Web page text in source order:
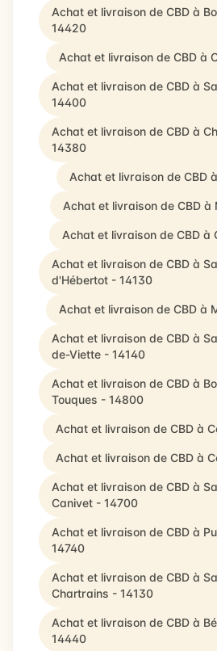
Achat et livraison de CBD à
14420
Achat et livraison de CBD à
Achat et livraison de CBD à
14400
Achat et livraison de CBD à
14380
Achat et livraison de CBD
Achat et livraison de CBD à
Achat et livraison de CBD à
Achat et livraison de CBD à
d'Hébertot - 14130
Achat et livraison de CBD à
Achat et livraison de CBD à
de-Viette - 14140
Achat et livraison de CBD à
Touques - 14800
Achat et livraison de CBD à
Achat et livraison de CBD à
Achat et livraison de CBD à
Canivet - 14700
Achat et livraison de CBD à
14740
Achat et livraison de CBD à
Chartrains - 14130
Achat et livraison de CBD à
14440